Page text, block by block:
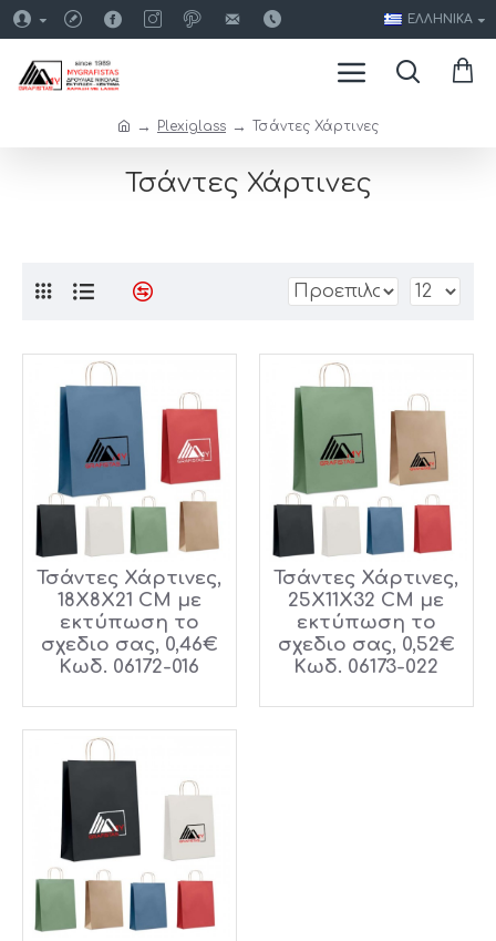
ΕΛΛΗΝΙΚΆ
Plexiglass Τσάντες Χάρτινες
Τσάντες Χάρτινες
Τσάντες Χάρτινες,
18X8X21 CM με
εκτύπωση το
σχεδιο σας, 0,46€
Κωδ. 06172-016
Τσάντες Χάρτινες,
25X11X32 CM με
εκτύπωση το
σχεδιο σας, 0,52€
Κωδ. 06173-022